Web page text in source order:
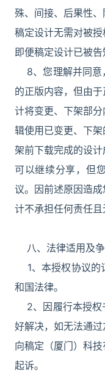
殊、间接、后果性、
稿定设计无需对被授
即便稿定设计已被告
8、您理解并同意
的正版内容，但由
计将变更、下架部
辑使用已变更、下
架前下载完成的设
可以继续分享，但
议。因前述原因造
计不承担任何责任且
八、法律适用及
1、本授权协议的
和国法律。
2、因履行本授权
好解决，如无法通
向稿定（厦门）科
起诉。